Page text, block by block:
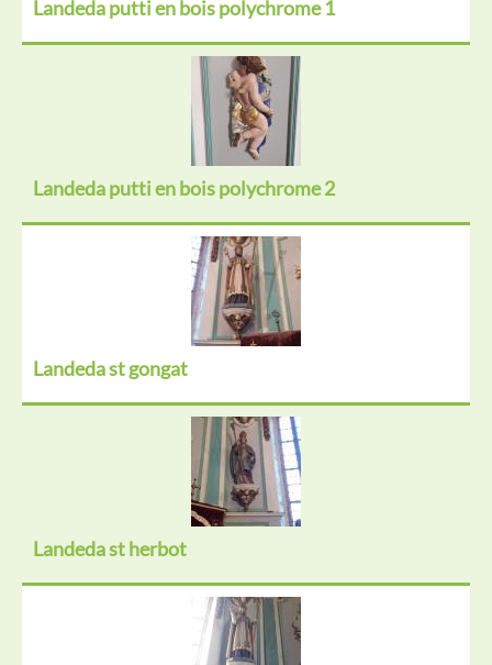
Landeda putti en bois polychrome 1
Landeda putti en bois polychrome 2
Landeda st gongat
Landeda st herbot